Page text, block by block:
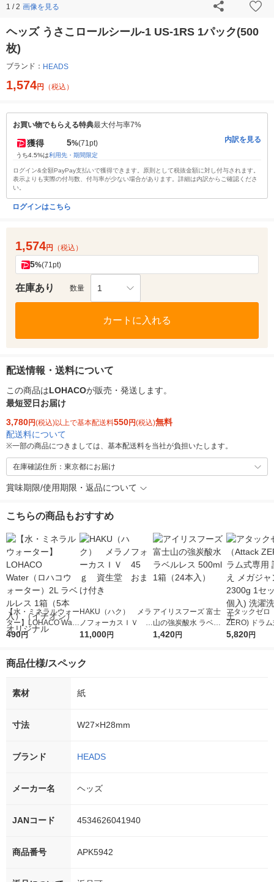
1 / 2 画像を見る
ヘッズ うさこロールシール-1 US-1RS 1パック(500
枚)
ブランド： HEADS
1,574円 （税込）
お買い物でもらえる特典最大付与率7%
獲得 5%(71pt)
うち4.5%は利用先・期間限定
内訳を見る
ログイン&全額PayPay支払いで獲得できます。原則として税抜金額に対し付与されます。
表示よりも実際の付与数、付与率が少ない場合があります。詳細は内訳からご確認くださ
い。
ログインはこちら
1,574円 （税込）
5%(71pt)
在庫あり 数量 1
カートに入れる
配送情報・送料について
この商品はLOHACOが販売・発送します。
最短翌日お届け
3,780円(税込)以上で基本配送料550円(税込)無料
配送料について
※一部の商品につきましては、基本配送料を当社が負担いたします。
在庫確認住所：東京都にお届け
賞味期限/使用期限・返品について
こちらの商品もおすすめ
【水・ミネラルウォー
ター】LOHACO Wate
r（ロハコウォータ
シ） オリジナル
490円
HAKU（ハク） メラ
ノフォーカスＩＶ 4
5ｇ 資生堂 おまけ
11,000円
アイリスフーズ 富士
山の強炭酸水 ラベル
レス 500ml 1箱（24
1,420円
アタックゼロ
ZERO) ドラ
詰め替え メガ
5,820円
商品仕様/スペック
素材 紙
寸法 W27×H28mm
ブランド HEADS
メーカー名 ヘッズ
JANコード 4534626041940
商品番号 APK5942